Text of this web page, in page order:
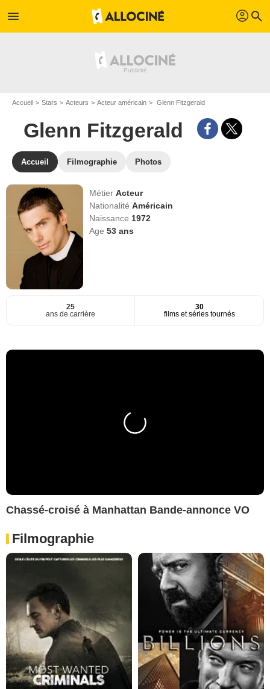
menu profil search
Accueil Stars Acteurs Acteur américain Glenn Fitzgerald
Glenn Fitzgerald
Accueil Filmographie Photos
MétierActeur
NationalitéAméricain
Naissance 1972
Age53 ans
25
ans de carrière
30
films et séries tournés
Chassé-croisé à Manhattan Bande-annonce VO
Filmographie